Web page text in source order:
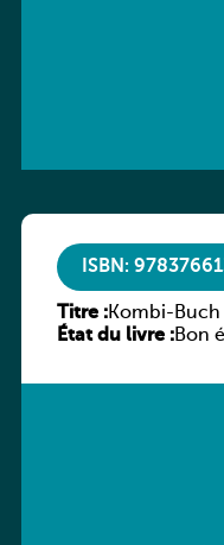
ISBN:
Titre :Kombi-Buch
Sprachbuch
État du livre :Bon